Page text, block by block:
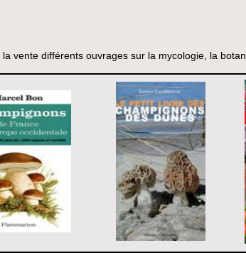
vente différents ouvrages sur la mycologie, la